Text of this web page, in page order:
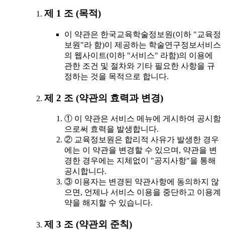
제 1 조 (목적)
이 약관은 한국교육학술정보원(이하 "교육정
보원"라 함)이 제공하는 학술연구정보서비스
의 웹사이트(이하 "서비스" 라함)의 이용에
관한 조건 및 절차와 기타 필요한 사항을 규
정하는 것을 목적으로 합니다.
제 2 조 (약관의 효력과 변경)
① 이 약관은 서비스 메뉴에 게시하여 공시함
으로써 효력을 발생합니다.
② 교육정보원은 합리적 사유가 발생한 경우
에는 이 약관을 변경할 수 있으며, 약관을 변
경한 경우에는 지체없이 "공지사항"을 통해
공시합니다.
③ 이용자는 변경된 약관사항에 동의하지 않
으면, 언제나 서비스 이용을 중단하고 이용계
약을 해지할 수 있습니다.
제 3 조 (약관외 준칙)